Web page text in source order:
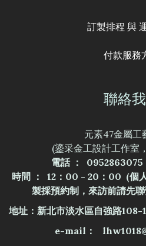
訂製排程 與
付款服務
聯絡
元素47金屬工
(鎏采金工設計工作室
電話 ：
時間 ： 12：00 - 20：00 (個
製採預約制，來訪前請先
地址：新北市淡水區自強路108-
e-mail：